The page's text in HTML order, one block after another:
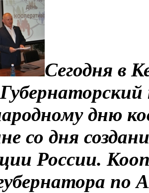
Сегодня в
дню
со дня
России.
по